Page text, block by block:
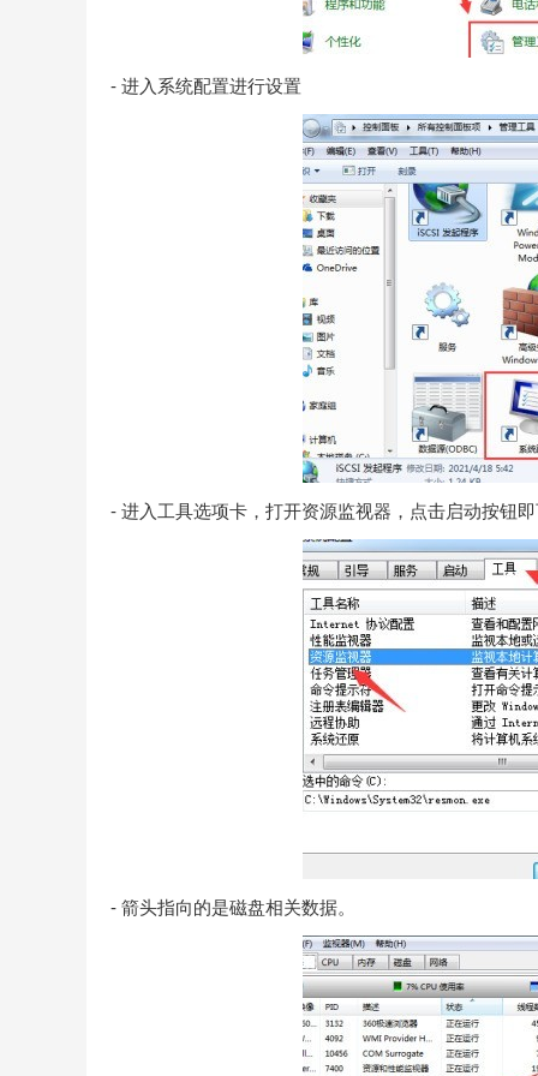
- 进入系统配置进行设置
- 进入工具选项卡，打开资源监视器，点击启动按钮
- 箭头指向的是磁盘相关数据。